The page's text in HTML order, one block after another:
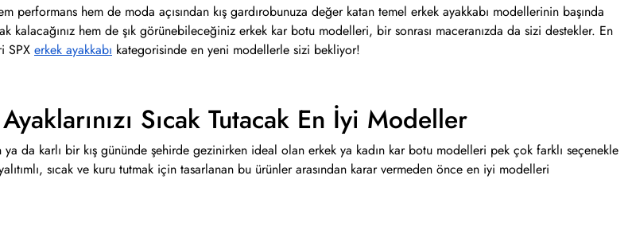
performans hem de moda açısından kış gardırobunuza değer katan temel erkek ayakkabı modellerinin başında
kalacağınız hem de şık görünebileceğiniz erkek kar botu modelleri, bir sonrası maceranızda da sizi destekler. En
SPX erkek ayakkabı kategorisinde en yeni modellerle sizi bekliyor!
Sıcak Tutacak En İyi Modeller
ya da karlı bir kış gününde şehirde gezinirken ideal olan erkek ya kadın kar botu modelleri pek çok farklı seçenekle
yalıtımlı, sıcak ve kuru tutmak için tasarlanan bu ürünler arasından karar vermeden önce en iyi modelleri